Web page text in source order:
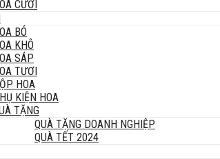
CƯỚI
BÓ
KHÔ
SÁP
TƯƠI
HOA
KIỆN HOA
TẶNG
QUÀ TẶNG DOANH NGHIỆP
QUÀ TẾT 2024